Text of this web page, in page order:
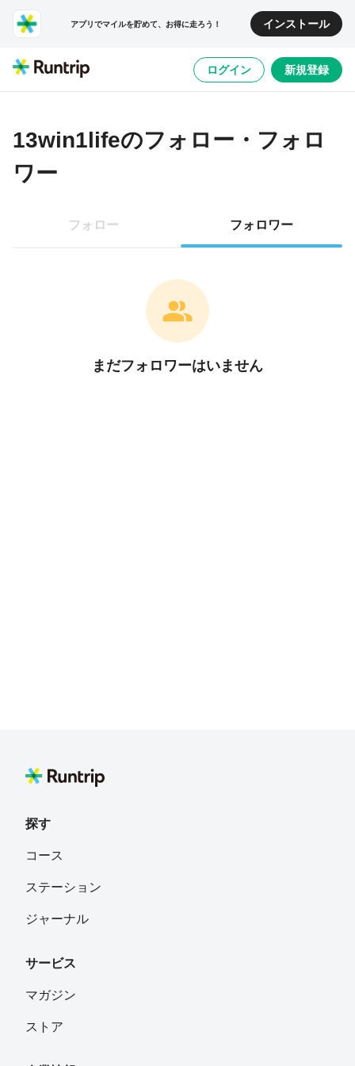
アプリでマイルを貯めて、お得に走ろう！ インストール
ログイン 新規登録
13win1lifeのフォロー・フォロ
ワー
フォロー フォロワー
まだフォロワーはいません
探す
コース
ステーション
ジャーナル
サービス
マガジン
ストア